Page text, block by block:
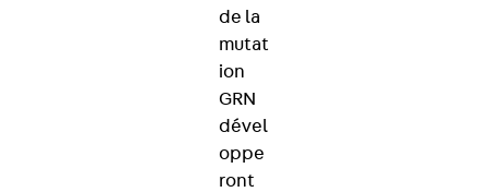
de la
mutat
ion
GRN
dével
oppe
ront